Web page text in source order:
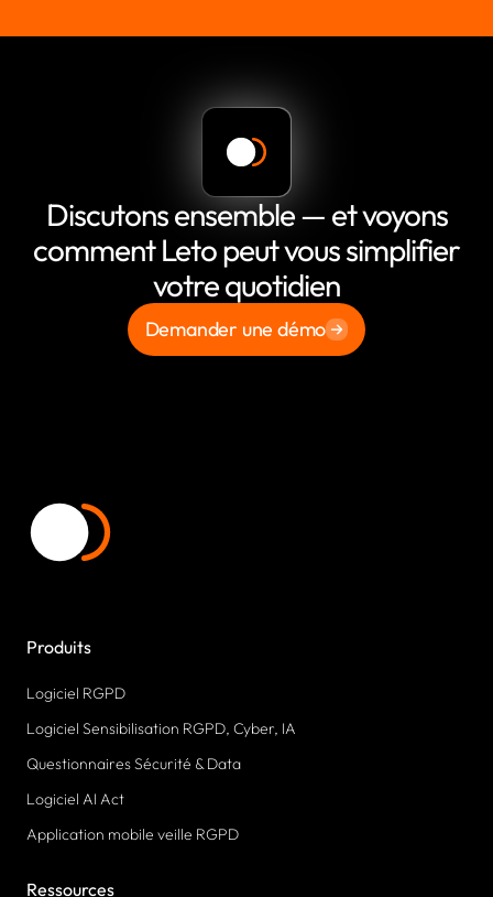
Discutons ensemble — et voyons
comment Leto peut vous simplifier
votre quotidien
Demander une démo
Produits
Logiciel RGPD
Logiciel Sensibilisation RGPD, Cyber, IA
Questionnaires Sécurité & Data
Logiciel AI Act
Application mobile veille RGPD
Ressources